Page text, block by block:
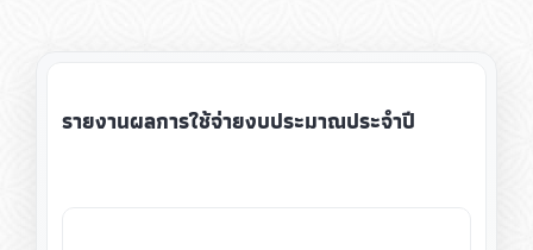
รายงานผลการใช้จ่ายงบประมาณประจำปี